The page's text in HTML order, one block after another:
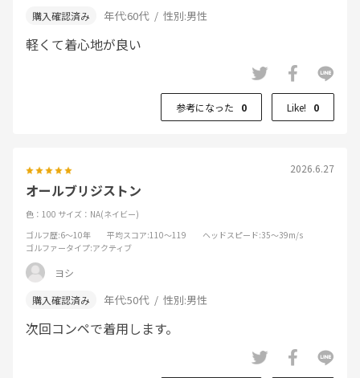
年代:60代 性別:男性
軽くて着心地が良い
参考になった 0 Like! 0
2026.6.27
オールブリジストン
色：100 サイズ：NA(ネイビー)
ゴルフ歴:6～10年 平均スコア:110～119 ヘッドスピード:35～39m/s
ゴルファータイプ:アクティブ
ヨシ
年代:50代 性別:男性
次回コンペで着用します。